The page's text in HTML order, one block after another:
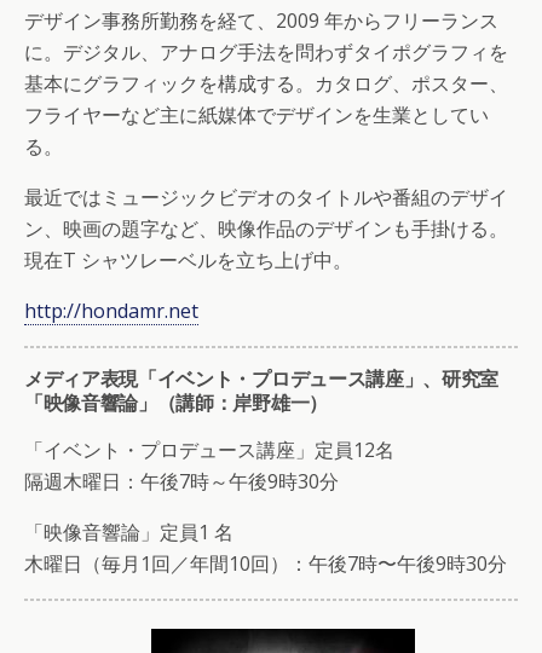
デザイン事務所勤務を経て、2009 年からフリーランス
に。デジタル、アナログ手法を問わずタイポグラフィを
基本にグラフィックを構成する。カタログ、ポスター、
フライヤーなど主に紙媒体でデザインを生業としてい
る。
最近ではミュージックビデオのタイトルや番組のデザイ
ン、映画の題字など、映像作品のデザインも手掛ける。
現在T シャツレーベルを立ち上げ中。
http://hondamr.net
メディア表現「イベント・プロデュース講座」、研究室
「映像音響論」（講師：岸野雄一）
「イベント・プロデュース講座」定員12名
隔週木曜日：午後7時～午後9時30分
「映像音響論」定員1 名
木曜日（毎月1回／年間10回）：午後7時〜午後9時30分